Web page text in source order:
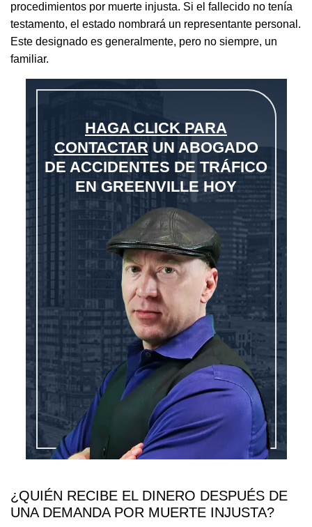
procedimientos por muerte injusta. Si el fallecido no tenía
testamento, el estado nombrará un representante personal.
Este designado es generalmente, pero no siempre, un
familiar.
HAGA CLICK PARA
CONTACTARUN ABOGADO
DE ACCIDENTES DE TRÁFICO
EN GREENVILLE HOY
¿QUIÉN RECIBE EL DINERO DESPUÉS DE
UNA DEMANDA POR MUERTE INJUSTA?